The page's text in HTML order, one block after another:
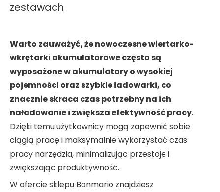
zestawach
Warto zauważyć, że nowoczesne wiertarko-
wkrętarki akumulatorowe często są
wyposażone w akumulatory o wysokiej
pojemności oraz szybkie ładowarki, co
znacznie skraca czas potrzebny na ich
naładowanie i zwiększa efektywność pracy.
Dzięki temu użytkownicy mogą zapewnić sobie
ciągłą pracę i maksymalnie wykorzystać czas
pracy narzędzia, minimalizując przestoje i
zwiększając produktywność.
W ofercie sklepu Bonmario znajdziesz